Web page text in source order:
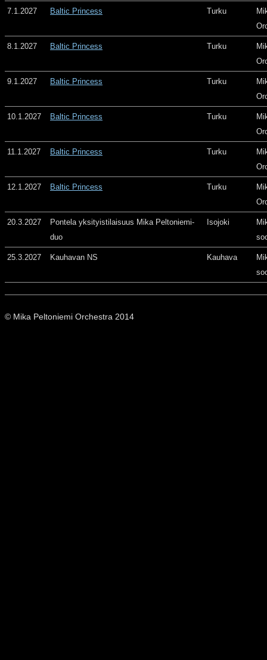
7.1.2027 Baltic Princess Turku
8.1.2027 Baltic Princess Turku
9.1.2027 Baltic Princess Turku
10.1.2027 Baltic Princess Turku
11.1.2027 Baltic Princess Turku
12.1.2027 Baltic Princess Turku
20.3.2027
Pontela yksityistilaisuus Mika Peltoniemi-
duo
Isojoki
25.3.2027 Kauhavan NS Kauhava
© Mika Peltoniemi Orchestra 2014